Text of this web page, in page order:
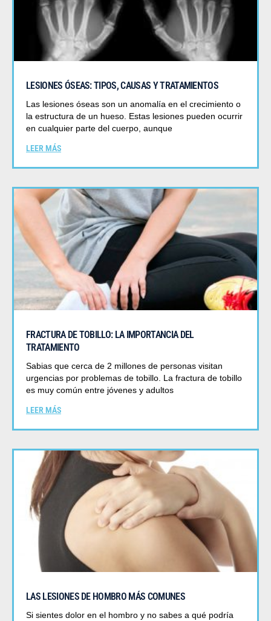
LESIONES ÓSEAS: TIPOS, CAUSAS Y TRATAMIENTOS
Las lesiones óseas son un anomalía en el crecimiento o
la estructura de un hueso. Estas lesiones pueden ocurrir
en cualquier parte del cuerpo, aunque
LEER MÁS
FRACTURA DE TOBILLO: LA IMPORTANCIA DEL
TRATAMIENTO
Sabias que cerca de 2 millones de personas visitan
urgencias por problemas de tobillo. La fractura de tobillo
es muy común entre jóvenes y adultos
LEER MÁS
LAS LESIONES DE HOMBRO MÁS COMUNES
Si sientes dolor en el hombro y no sabes a qué podría